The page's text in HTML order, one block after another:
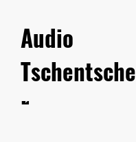
Audio
Tschentsche
r